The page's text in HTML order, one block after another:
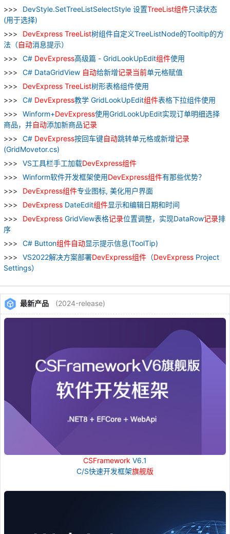
DevStyle.SetTreeListSelectStyle 设置TreeList组件只读状态
(用于选择)
DevExpress TreeList树组件自定义TreeListNode的Tooltip的方
法（自动消息提示）
C# DevExpress高级篇 - GridLookUpEdit组件使用
C# DataGridView 自动给新增记录当前单元格赋值
DevExpress TreeList树形表格组件使用
C# DevExpress教学 GridLookUpEdit组件表格下拉组件使用
Winform+DevExpress使用GridLookUpEdit实现订单明细选择
商品，并自动添加新商品记录
C# DevExpress按回车键自动跳转单元格或新增记录
(GridMovetor.cs)
VS工具栏手工加载DevExpress组件
Winform软件开发框架使用DevExpress组件有那些优势？
DevExpress组件专业图标, 美化用户界面
DevExpress DateEdit组件显示和编辑日期和时间
DevExpress GridView表格记录位置调整，实现DataRow记录排
序
C# Button组件自动显示提示信息(ToolTip)
VS2022解决方案部署DevExpress组件 （DevExpress Project
Settings）
最新产品 (2024-release)
CSFramework V6.1
C/S快速开发框架旗舰版